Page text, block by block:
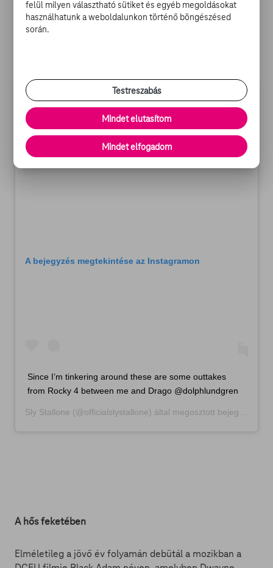
rendezői változat megjelenési dátuma egyelőre nem
ismert, de a tervek szerint még idén napvilágot lát.
A bejegyzés megtekintése az Instagramon
Since I’m tinkering around these are some outtakes
from Rocky 4 between me and Drago @dolphlundgren
Sly Stallone (@officialslystallone) által megosztott bejegyzés,
A hős feketében
Elméletileg a jövő év folyamán debütál a mozikban a
felül milyen választható sütiket és egyéb megoldásokat
használhatunk a weboldalunkon történő böngészésed
során.
Testreszabás
Mindet elutasítom
Mindet elfogadom